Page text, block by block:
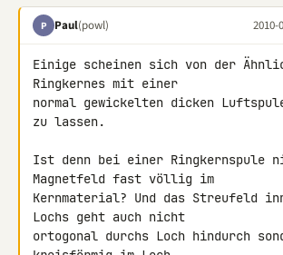
P Paul(powl) 2010-
Einige scheinen sich von der
Ringkernes mit einer
normal gewickelten dicken
zu lassen.
Ist denn bei einer Ringkernspule
Magnetfeld fast völlig im
Kernmaterial? Und das Streufeld
Lochs geht auch nicht
ortogonal durchs Loch hindurch